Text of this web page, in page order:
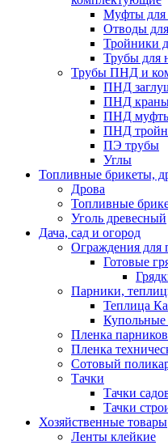
Муфты для
Отводы
Тройники
Трубы для
Трубы ПНД и
ПНД
ПНД
ПНД
ПНД
ПЭ трубы
Углы
Топливные брикеты,
Дрова
Топливные
Уголь древесный
Дача, сад и огород
Ограждения для
Готовые
Парники,
Теплица
Пленка
Пленка
Сотовый
Тачки
Тачки
Тачки
Хозяйственные товары
Ленты клейкие